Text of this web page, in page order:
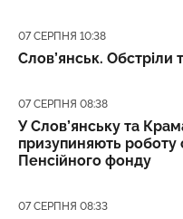
Дата публікації
07 СЕРПНЯ 10:38
Слов’янськ. Обстріли
Дата публікації
07 СЕРПНЯ 08:38
У Слов’янську та
призупиняють роботу
Пенсійного фонду
Дата публікації
07 СЕРПНЯ 08:33